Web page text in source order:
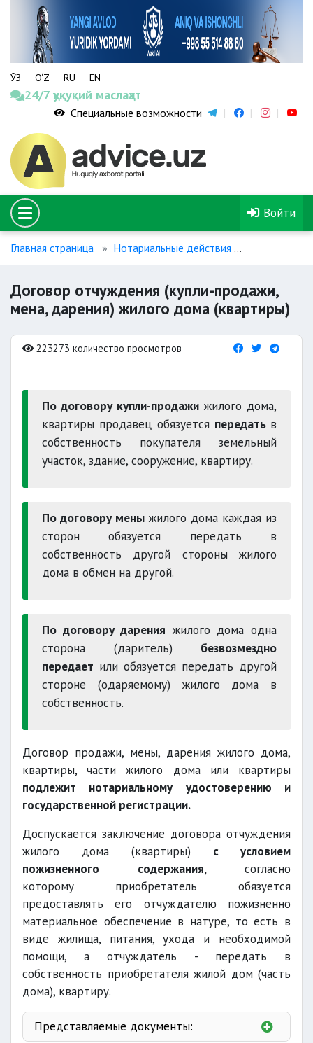
ЎЗ O‘Z RU EN
24/7 ҳуқуқий маслаҳат
Специальные возможности
Войти
Главная страница Нотариальные действия
Договор отчуждения (купли-продажи,
мена, дарения) жилого дома (квартиры)
223273 количество просмотров
По договору купли-продажи жилого дома,
квартиры продавец обязуется передать в
собственность покупателя земельный
участок, здание, сооружение, квартиру.
По договору мены жилого дома каждая из
сторон обязуется передать в
собственность другой стороны жилого
дома в обмен на другой.
По договору дарения жилого дома одна
сторона (даритель) безвозмездно
передает или обязуется передать другой
стороне (одаряемому) жилого дома в
собственность.
Договор продажи, мены, дарения жилого дома,
квартиры, части жилого дома или квартиры
подлежит нотариальному удостоверению и
государственной регистрации.
Доспускается заключение договора отчуждения
жилого дома (квартиры) с условием
пожизненного содержания, согласно
которому приобретатель обязуется
предоставлять его отчуждателю пожизненно
материальное обеспечение в натуре, то есть в
виде жилища, питания, ухода и необходимой
помощи, а отчуждатель - передать в
собственность приобретателя жилой дом (часть
дома), квартиру.
Представляемые документы: